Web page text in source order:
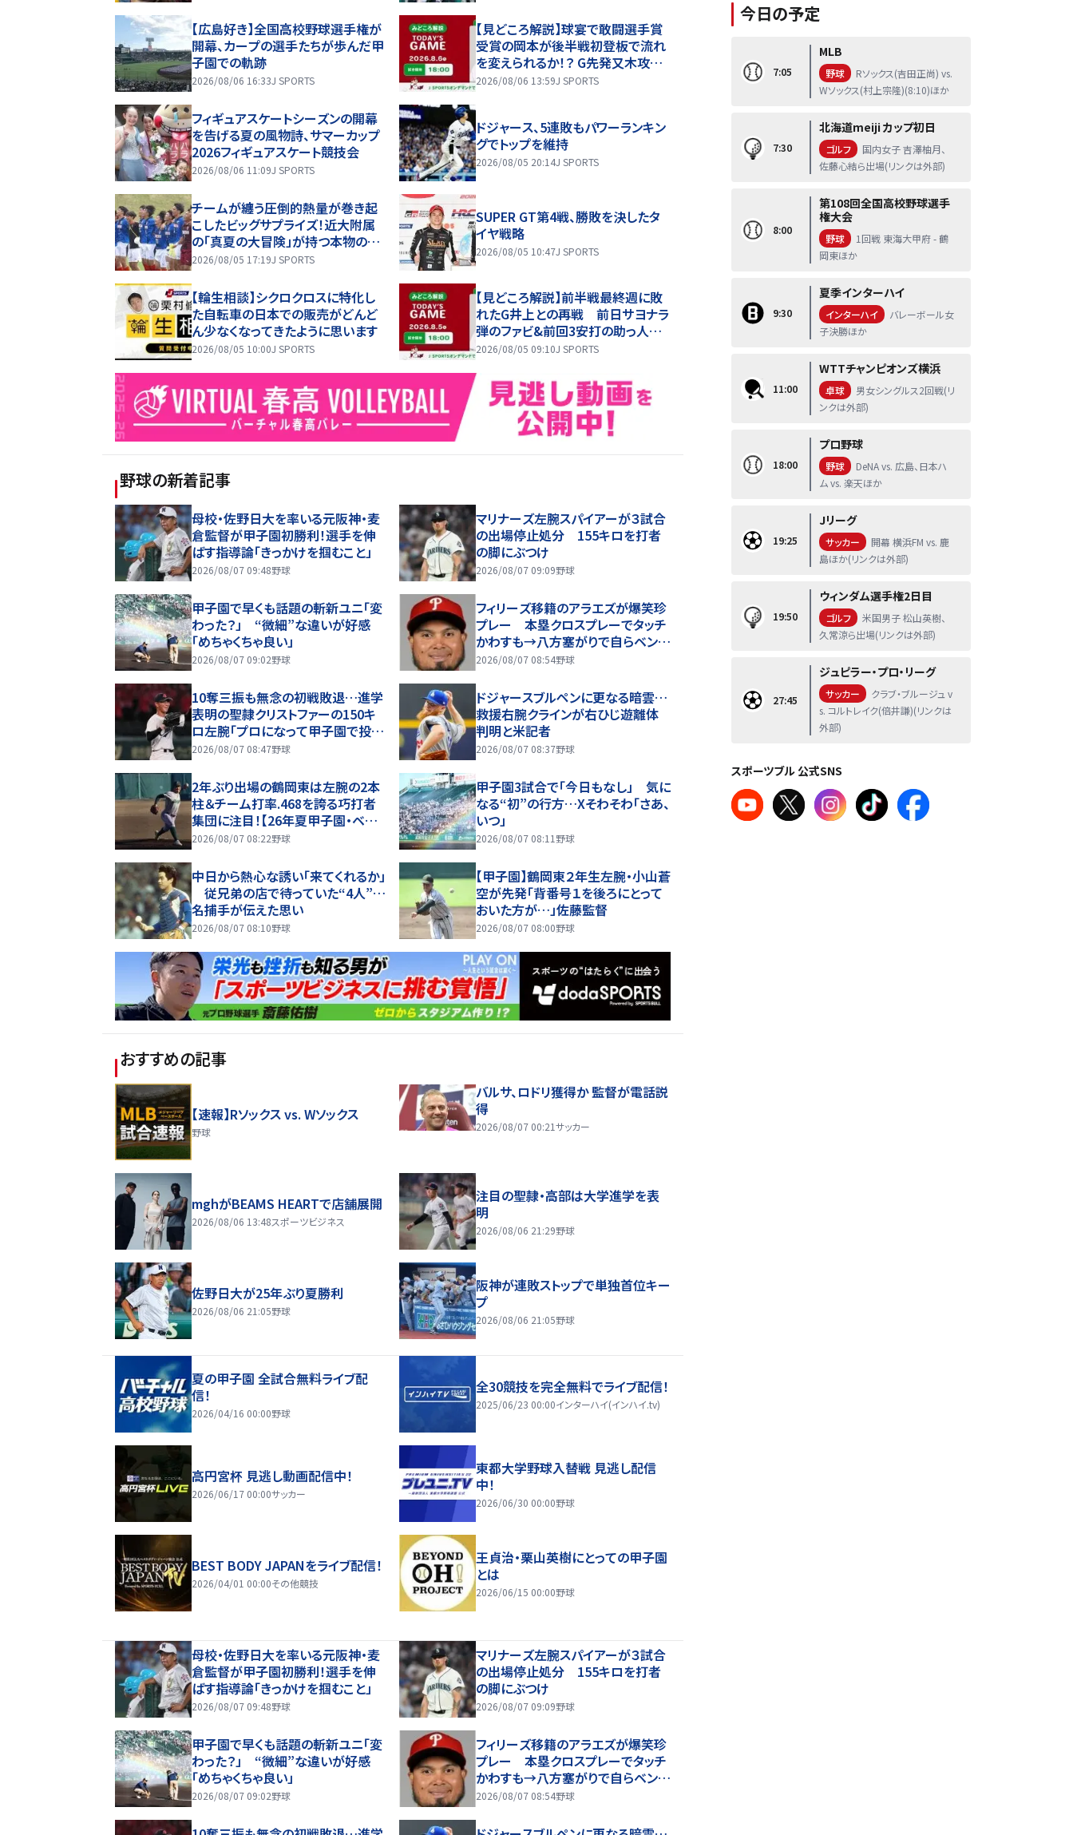
【広島好き】全国高校野球選手権が
開幕、カープの選手たちが歩んだ甲
子園での軌跡
2026/08/06 16:33J SPORTS
【見どころ解説】球宴で敢闘選手賞
受賞の岡本が後半戦初登板で流れ
を変えられるか！？ G先発又木攻略
の鍵は秋山ら左打者
2026/08/06 13:59J SPORTS
フィギュアスケートシーズンの開幕
を告げる夏の風物詩、サマーカップ
2026フィギュアスケート競技会
2026/08/06 11:09J SPORTS
ドジャース、5連敗もパワーランキン
グでトップを維持
2026/08/05 20:14J SPORTS
チームが纏う圧倒的熱量が巻き起
こしたビッグサプライズ！近大附属
の「真夏の大冒険」が持つ本物の価
値【インターハイ決勝 近畿大学附属
ー】
2026/08/05 17:19J SPORTS
SUPER GT第4戦、勝敗を決したタ
イヤ戦略
2026/08/05 10:47J SPORTS
【輪生相談】シクロクロスに特化し
た自転車の日本での販売がどんど
ん少なくなってきたように思います
2026/08/05 10:00J SPORTS
【見どころ解説】前半戦最終週に敗
れたG井上との再戦 前日サヨナラ
弾のファビ&前回3安打の助っ人コ
ンビに先発森の援護期待
2026/08/05 09:10J SPORTS
野球の新着記事
母校・佐野日大を率いる元阪神・麦
倉監督が甲子園初勝利！選手を伸
ばす指導論「きっかけを掴むこと」
2026/08/07 09:48野球
マリナーズ左腕スパイアーが３試合
の出場停止処分 155キロを打者
の脚にぶつけ
2026/08/07 09:09野球
甲子園で早くも話題の斬新ユニ「変
わった？」 “微細”な違いが好感
「めちゃくちゃ良い」
2026/08/07 09:02野球
フィリーズ移籍のアラエズが爆笑珍
プレー 本塁クロスプレーでタッチ
かわすも→八方塞がりで自らベンチ
に退散 あっけにとられる球審「め
2026/08/07 08:54野球
10奪三振も無念の初戦敗退…進学
表明の聖隷クリストファーの150キ
ロ左腕「プロになって甲子園で投げ
たい」
2026/08/07 08:47野球
ドジャースブルペンに更なる暗雲…
救援右腕クラインが右ひじ遊離体
判明と米記者
2026/08/07 08:37野球
2年ぶり出場の鶴岡東は左腕の2本
柱＆チーム打率.468を誇る巧打者
集団に注目！【26年夏甲子園・ベン
チ入り選手】
2026/08/07 08:22野球
甲子園3試合で「今日もなし」 気に
なる“初”の行方…Xそわそわ「さあ、
いつ」
2026/08/07 08:11 野球
中日から熱心な誘い「来てくれるか」
従兄弟の店で待っていた“4人”…
名捕手が伝えた思い
2026/08/07 08:10野球
【甲子園】鶴岡東２年生左腕・小山蒼
空が先発「背番号１を後ろにとって
おいた方が…」佐藤監督
2026/08/07 08:00野球
おすすめの記事
【速報】Rソックス vs. Wソックス
野球
バルサ、ロドリ獲得か 監督が電話説
得
2026/08/07 00:21サッカー
mghがBEAMS HEARTで店舗展開
2026/08/06 13:48スポーツビジネス
注目の聖隷・高部は大学進学を表
明
2026/08/06 21:29野球
佐野日大が25年ぶり夏勝利
2026/08/06 21:05野球
阪神が連敗ストップで単独首位キー
プ
2026/08/06 21:05野球
夏の甲子園 全試合無料ライブ配
信！
2026/04/16 00:00野球
全30競技を完全無料でライブ配信！
2025/06/23 00:00インターハイ(インハイ.tv)
高円宮杯 見逃し動画配信中！
2026/06/17 00:00サッカー
東都大学野球入替戦 見逃し配信
中！
2026/06/30 00:00野球
BEST BODY JAPANをライブ配信！
2026/04/01 00:00その他競技
王貞治・栗山英樹にとっての甲子園
とは
2026/06/15 00:00野球
母校・佐野日大を率いる元阪神・麦
倉監督が甲子園初勝利！選手を伸
ばす指導論「きっかけを掴むこと」
2026/08/07 09:48野球
マリナーズ左腕スパイアーが３試合
の出場停止処分 155キロを打者
の脚にぶつけ
2026/08/07 09:09野球
甲子園で早くも話題の斬新ユニ「変
わった？」 “微細”な違いが好感
「めちゃくちゃ良い」
2026/08/07 09:02野球
フィリーズ移籍のアラエズが爆笑珍
プレー 本塁クロスプレーでタッチ
かわすも→八方塞がりで自らベンチ
に退散 あっけにとられる球審「め
2026/08/07 08:54野球
今日の予定
7:05
MLB
野球
Rソックス(吉田正尚) vs.
Wソックス(村上宗隆)(8:10)ほか
7:30
北海道meiji カップ初日
ゴルフ
国内女子 吉澤柚月、
佐藤心結ら出場(リンクは外部)
8:00
第108回全国高校野球選手
権大会
野球
1回戦 東海大甲府 - 鶴
岡東ほか
9:30
夏季インターハイ
インターハイ
バレーボール女
子決勝ほか
11:00
WTTチャンピオンズ横浜
卓球
男女シングルス2回戦(リ
ンクは外部)
18:00
プロ野球
野球
DeNA vs. 広島、日本ハ
ム vs. 楽天ほか
19:25
Jリーグ
サッカー
開幕 横浜FM vs. 鹿
島ほか(リンクは外部)
19:50
ウィンダム選手権2日目
ゴルフ
米国男子 松山英樹、
久常涼ら出場(リンクは外部)
27:45
ジュピラー・プロ・リーグ
サッカー
クラブ・ブルージュ v
s. コルトレイク(倍井謙)(リンクは
外部)
スポーツブル 公式SNS